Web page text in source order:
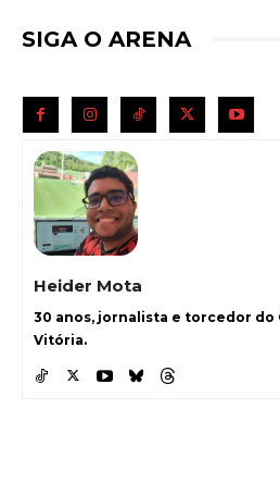
SIGA O ARENA
Heider Mota
30 anos, jornalista e torcedor do
Vitória.